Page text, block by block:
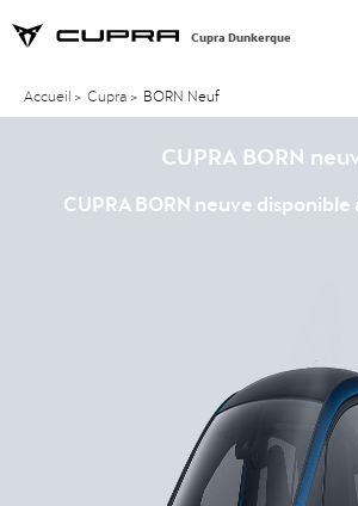
Cupra Dunkerque
Accueil > Cupra > BORN Neuf
CUPRA BORN
CUPRA BORN neuve